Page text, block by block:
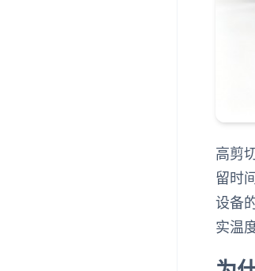
高剪
留时
设备
实温